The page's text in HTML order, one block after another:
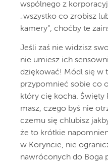
wspólnego z
„wszystko co zrobisz
kamery”, choćby te
Jeśli zaś nie widzisz
nie umiesz ich
dziękować! Módl się w
przypomnieć sobie co
który cię kocha. Święty
masz, czego byś nie
czemu się chlubisz
że to krótkie
w Koryncie, nie
nawróconych do Boga